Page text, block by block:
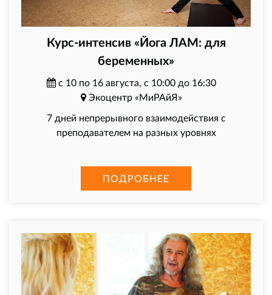
Курс-интенсив «Йога ЛАМ: для
беременных»
с 10 по 16 августа, с 10:00 до 16:30
Экоцентр «МиРАйЯ»
7 дней непрерывного взаимодействия с
преподавателем на разных уровнях
ПОДРОБНЕЕ